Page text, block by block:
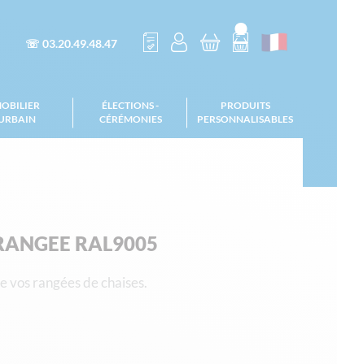
☏ 03.20.49.48.47
ÉLECTIONS -
CÉRÉMONIES
PRODUITS
PERSONNALISABLES
RAL9005
vos rangées de chaises.